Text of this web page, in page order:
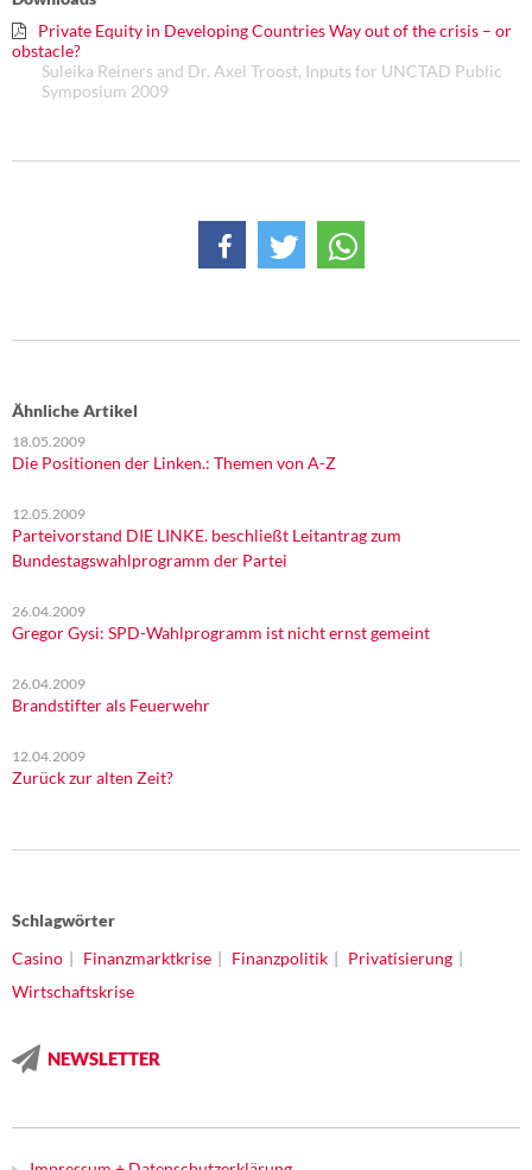
Private Equity in Developing Countries Way out of the crisis – or
obstacle?
Suleika Reiners and Dr. Axel Troost, Inputs for UNCTAD Public
Symposium 2009
Ähnliche Artikel
18.05.2009
Die Positionen der Linken.: Themen von A-Z
12.05.2009
Parteivorstand DIE LINKE. beschließt Leitantrag zum
Bundestagswahlprogramm der Partei
26.04.2009
Gregor Gysi: SPD-Wahlprogramm ist nicht ernst gemeint
26.04.2009
Brandstifter als Feuerwehr
12.04.2009
Zurück zur alten Zeit?
Schlagwörter
Casino
Finanzmarktkrise Finanzpolitik
Privatisierung
Wirtschaftskrise
NEWSLETTER